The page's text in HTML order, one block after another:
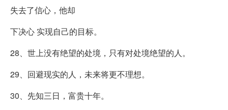
失去了信心，他却
下决心 实现自己的目标。
28、世上没有绝望的处境，只有对处境绝望的人。
29、回避现实的人，未来将更不理想。
30、先知三日，富贵十年。